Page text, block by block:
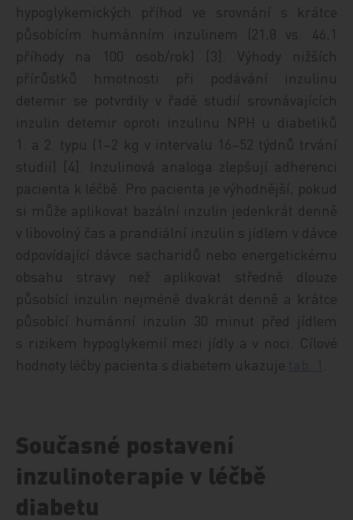
hypoglykemických příhod ve srovnání s krátce
působícím humánním inzulinem (21,8 vs. 46,1
příhody na 100 osob/rok) [3]. Výhody nižších
přírůstků hmotnosti při podávání inzulinu
detemir se potvrdily v řadě studií srovnávajících
inzulin detemir oproti inzulinu NPH u diabetiků
1. a 2. typu (1–2 kg v intervalu 16–52 týdnů trvání
studií) [4]. Inzulinová analoga zlepšují adherenci
pacienta k léčbě. Pro pacienta je výhodnější, pokud
si může aplikovat bazální inzulin jedenkrát denně
v libovolný čas a prandiální inzulin s jídlem v dávce
odpovídající dávce sacharidů nebo energetickému
obsahu stravy než aplikovat středně dlouze
působící inzulin nejméně dvakrát denně a krátce
působící humánní inzulin 30 minut před jídlem
s rizikem hypoglykemií mezi jídly a v noci. Cílové
hodnoty léčby pacienta s diabetem ukazuje
Současné postavení
inzulinoterapie v léčbě
diabetu